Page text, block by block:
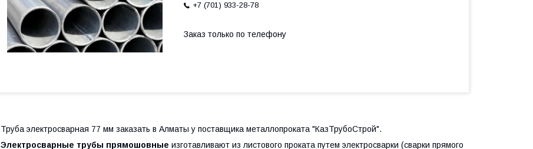
+7 (701) 933-28-78
Заказ только по телефону
Труба электросварная 77 мм заказать в Алматы у поставщика металлопроката "КазТрубоСтрой".
Электросварные трубы прямошовные изготавливают из листового проката путем электросварки (сварки прямого